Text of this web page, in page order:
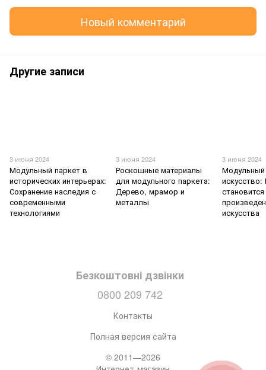
Новый комментарий
Другие записи
3 июня 2024
Модульный паркет в
исторических интерьерах:
Сохранение наследия с
современными
технологиями
3 июня 2024
Роскошные материалы
для модульного паркета:
Дерево, мрамор и
металлы
3 июня 2024
Модульный
становится
искусства
Безкоштовні дзвінки
0800 209 742
Контакты
Полная версия сайта
© 2011—2026